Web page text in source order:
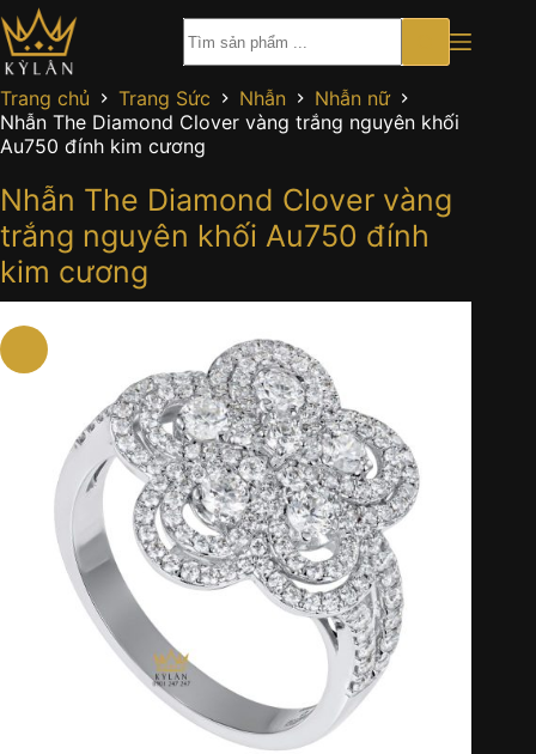
Chuyển
đến
phần
nội
dung
Trang chủ Trang Sức Nhẫn
Nhẫn nữ
Nhẫn The Diamond Clover vàng trắng nguyên khối
Au750 đính kim cương
Nhẫn The Diamond Clover vàng
trắng nguyên khối Au750 đính
kim cương